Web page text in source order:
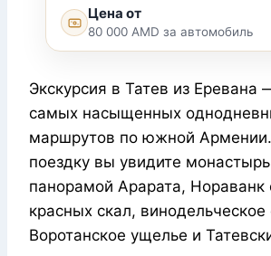
Цена от
80 000 AMD за автомобиль
Экскурсия в Татев из Еревана
самых насыщенных
маршрутов по южной
поездку вы увидите
панорамой Арарата, Нораванк
красных скал,
Воротанское ущелье и